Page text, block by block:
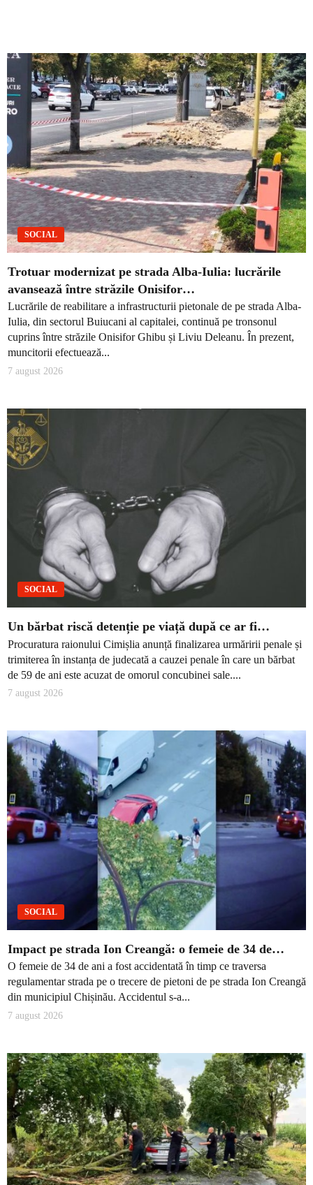
SOCIAL
Trotuar modernizat pe strada Alba-Iulia: lucrările
avansează între străzile Onisifor…
Lucrările de reabilitare a infrastructurii pietonale de pe strada Alba-
Iulia, din sectorul Buiucani al capitalei, continuă pe tronsonul
cuprins între străzile Onisifor Ghibu și Liviu Deleanu. În prezent,
muncitorii efectuează...
7 august 2026
SOCIAL
Un bărbat riscă detenție pe viață după ce ar fi…
Procuratura raionului Cimișlia anunță finalizarea urmăririi penale și
trimiterea în instanța de judecată a cauzei penale în care un bărbat
de 59 de ani este acuzat de omorul concubinei sale....
7 august 2026
SOCIAL
Impact pe strada Ion Creangă: o femeie de 34 de…
O femeie de 34 de ani a fost accidentată în timp ce traversa
regulamentar strada pe o trecere de pietoni de pe strada Ion Creangă
din municipiul Chișinău. Accidentul s-a...
7 august 2026